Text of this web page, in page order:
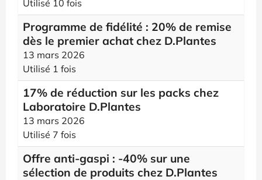
Utilisé 10 fois
Programme de fidélité : 20% de remise
dès le premier achat chez D.Plantes
13 mars 2026
Utilisé 1 fois
17% de réduction sur les packs chez
Laboratoire D.Plantes
13 mars 2026
Utilisé 7 fois
Offre anti-gaspi : -40% sur une
sélection de produits chez D.Plantes